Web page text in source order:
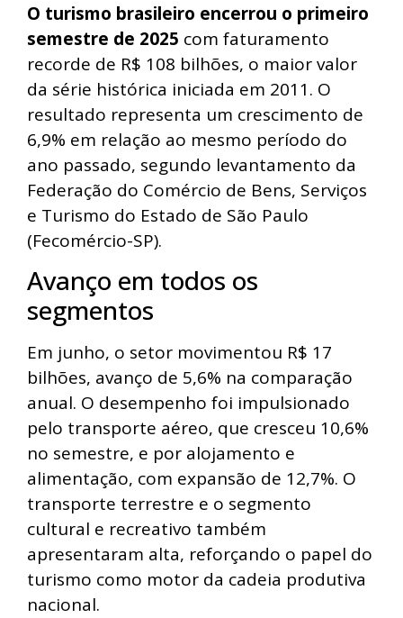
O turismo brasileiro encerrou o primeiro
semestre de 2025 com faturamento
recorde de R$ 108 bilhões, o maior valor
da série histórica iniciada em 2011. O
resultado representa um crescimento de
6,9% em relação ao mesmo período do
ano passado, segundo levantamento da
Federação do Comércio de Bens, Serviços
e Turismo do Estado de São Paulo
(Fecomércio-SP).
Avanço em todos os
segmentos
Em junho, o setor movimentou R$ 17
bilhões, avanço de 5,6% na comparação
anual. O desempenho foi impulsionado
pelo transporte aéreo, que cresceu 10,6%
no semestre, e por alojamento e
alimentação, com expansão de 12,7%. O
transporte terrestre e o segmento
cultural e recreativo também
apresentaram alta, reforçando o papel do
turismo como motor da cadeia produtiva
nacional.